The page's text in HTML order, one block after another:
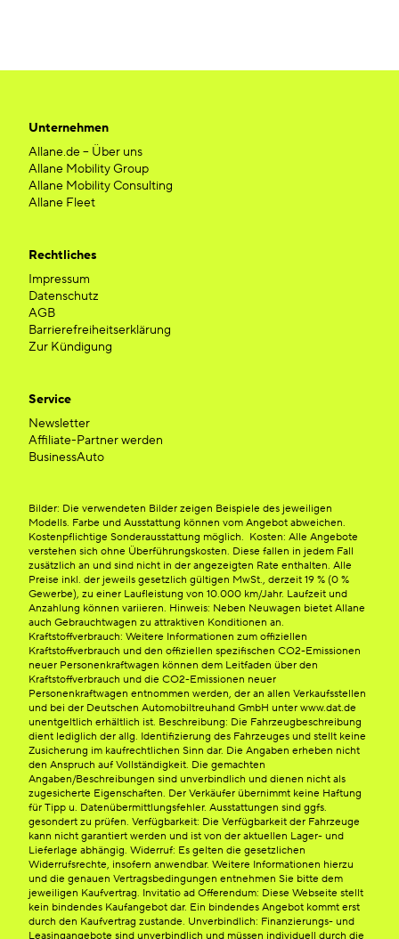
Unternehmen
Allane.de – Über uns
Allane Mobility Group
Allane Mobility Consulting
Allane Fleet
Rechtliches
Impressum
Datenschutz
AGB
Barrierefreiheitserklärung
Zur Kündigung
Service
Newsletter
Affiliate-Partner werden
BusinessAuto
Bilder: Die verwendeten Bilder zeigen Beispiele des jeweiligen
Modells. Farbe und Ausstattung können vom Angebot abweichen.
Kostenpflichtige Sonderausstattung möglich. Kosten: Alle Angebote
verstehen sich ohne Überführungskosten. Diese fallen in jedem Fall
zusätzlich an und sind nicht in der angezeigten Rate enthalten. Alle
Preise inkl. der jeweils gesetzlich gültigen MwSt., derzeit 19 % (0 %
Gewerbe), zu einer Laufleistung von 10.000 km/Jahr. Laufzeit und
Anzahlung können variieren. Hinweis: Neben Neuwagen bietet Allane
auch Gebrauchtwagen zu attraktiven Konditionen an.
Kraftstoffverbrauch: Weitere Informationen zum offiziellen
Kraftstoffverbrauch und den offiziellen spezifischen CO2-Emissionen
neuer Personenkraftwagen können dem Leitfaden über den
Kraftstoffverbrauch und die CO2-Emissionen neuer
Personenkraftwagen entnommen werden, der an allen Verkaufsstellen
und bei der Deutschen Automobiltreuhand GmbH unter www.dat.de
unentgeltlich erhältlich ist. Beschreibung: Die Fahrzeugbeschreibung
dient lediglich der allg. Identifizierung des Fahrzeuges und stellt keine
Zusicherung im kaufrechtlichen Sinn dar. Die Angaben erheben nicht
den Anspruch auf Vollständigkeit. Die gemachten
Angaben/Beschreibungen sind unverbindlich und dienen nicht als
zugesicherte Eigenschaften. Der Verkäufer übernimmt keine Haftung
für Tipp u. Datenübermittlungsfehler. Ausstattungen sind ggfs.
gesondert zu prüfen. Verfügbarkeit: Die Verfügbarkeit der Fahrzeuge
kann nicht garantiert werden und ist von der aktuellen Lager- und
Lieferlage abhängig. Widerruf: Es gelten die gesetzlichen
Widerrufsrechte, insofern anwendbar. Weitere Informationen hierzu
und die genauen Vertragsbedingungen entnehmen Sie bitte dem
jeweiligen Kaufvertrag. Invitatio ad Offerendum: Diese Webseite stellt
kein bindendes Kaufangebot dar. Ein bindendes Angebot kommt erst
durch den Kaufvertrag zustande. Unverbindlich: Finanzierungs- und
Leasingangebote sind unverbindlich und müssen individuell durch die